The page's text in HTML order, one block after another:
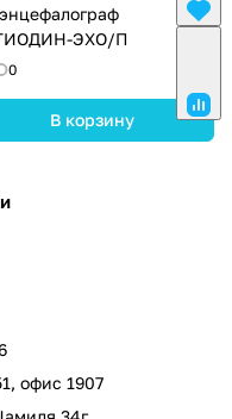
ЭХО/П
0
В корзину
офис 1907